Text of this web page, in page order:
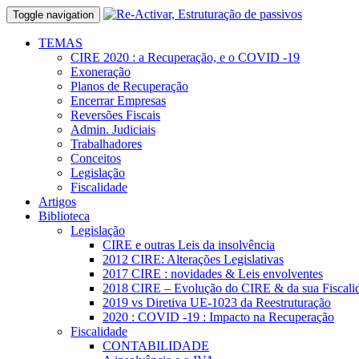
Toggle navigation
TEMAS
CIRE 2020 : a Recuperação, e o COVID -19
Exoneração
Planos de Recuperação
Encerrar Empresas
Reversões Fiscais
Admin. Judiciais
Trabalhadores
Conceitos
Legislação
Fiscalidade
Artigos
Biblioteca
Legislação
CIRE e outras Leis da insolvência
2012 CIRE: Alterações Legislativas
2017 CIRE : novidades & Leis envolventes
2018 CIRE – Evolução do CIRE & da sua
2019 vs Diretiva UE-1023 da Reestruturação
2020 : COVID -19 : Impacto na Recuperação
Fiscalidade
CONTABILIDADE